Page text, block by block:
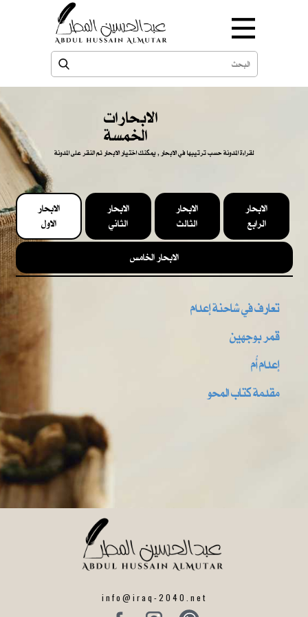
الابحارات
الخمسة
لقراءة المدونة حسب ترتيبها في الابحار , يمكنك اختيار الابحار ثم النقر على المدونة
الابحار
الاول
الابحار
الثاني
الابحار
الثالث
الابحار
الرابع
الابحار الخامس
تعارف في شاحنة إعدام
قمر بوجهين
إعدام أُم
مقدمة كتاب المحو
info@iraq-2040.net